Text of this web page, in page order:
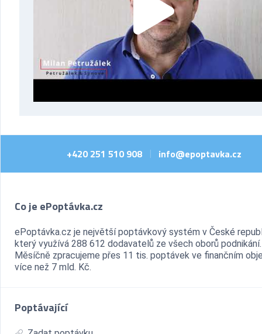
+420 251 510 908 info@epoptavka.cz
Co je ePoptávka.cz
ePoptávka.cz je největší poptávkový systém v České
který využívá 288 612 dodavatelů ze všech oborů podnikání.
Měsíčně zpracujeme přes 11 tis. poptávek ve finančním
více než 7 mld. Kč.
Poptávající